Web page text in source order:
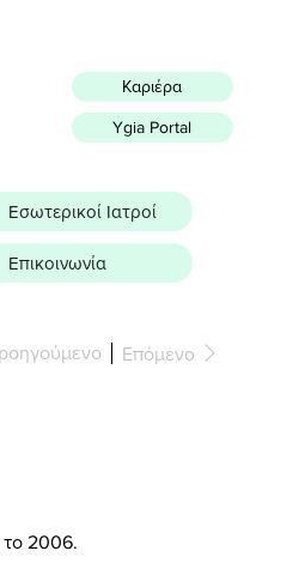
Καριέρα
Ygia Portal
Εσωτερικοί Ιατροί
Επικοινωνία
Επόμενο
το 2006.